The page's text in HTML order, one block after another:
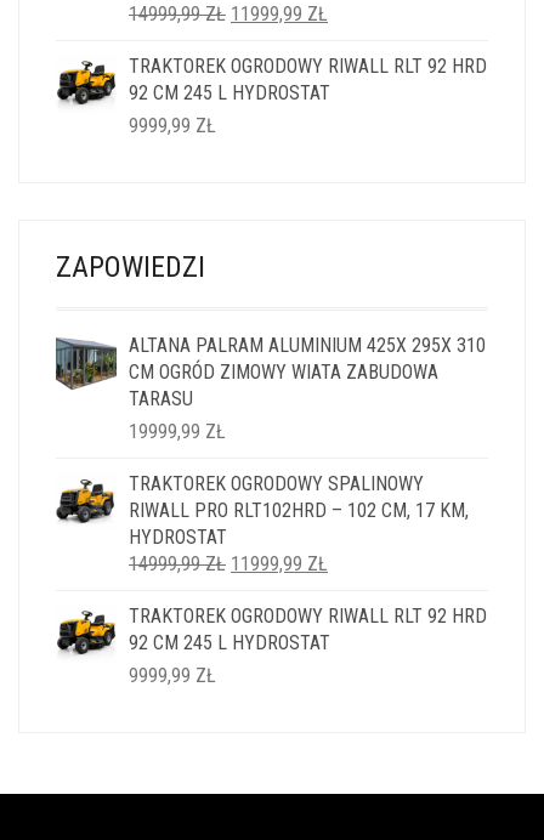
14999,99ZŁ PIERWOTNA
WYNOSIŁA:
14999,99 ZŁ.
11999,99 ZŁ
WYNOSI:
11999,99 ZŁ.
TRAKTOREK OGRODOWY RIWALL RLT 92 HRD
92 CM 245 L HYDROSTAT
9999,99 ZŁ
ZAPOWIEDZI
ALTANA PALRAM ALUMINIUM 425X 295X 310
CM OGRÓD ZIMOWY WIATA ZABUDOWA
TARASU
19999,99 ZŁ
TRAKTOREK OGRODOWY SPALINOWY
RIWALL PRO RLT102HRD – 102 CM, 17 KM,
HYDROSTAT
14999,99ZŁ PIERWOTNA
WYNOSIŁA:
14999,99 ZŁ.
11999,99 ZŁ
WYNOSI:
11999,99 ZŁ.
TRAKTOREK OGRODOWY RIWALL RLT 92 HRD
92 CM 245 L HYDROSTAT
9999,99 ZŁ